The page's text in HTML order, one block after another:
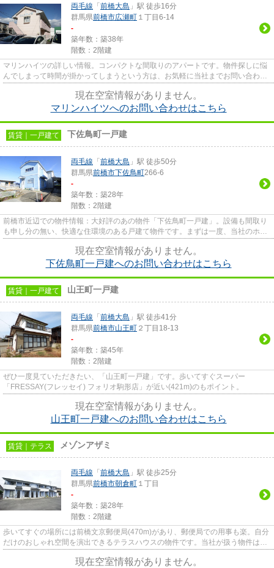
両毛線 「 前橋大島 」駅 徒歩16分
群馬県前橋市広瀬町 １丁目6-14
-
築年数：築38年
階数：2階建
マリンハイツの詳しい情報。コンパクトな間取りのアパートです。物件探しに悩
んでしまって時間が掛かってしまうという方は、お気軽に当社までお問い合わせ
現在空室情報がありません。
マリンハイツへのお問い合わせはこちら
賃貸｜一戸建て 下佐鳥町一戸建
両毛線 「 前橋大島 」駅 徒歩50分
群馬県前橋市下佐鳥町266-6
-
築年数：築28年
階数：2階建
前橋市近辺での物件情報：大好評のあの物件「下佐鳥町一戸建」。設備も間取り
も申し分の無い、快適な住環境のある戸建て物件です。まずは一度、当社のホー
現在空室情報がありません。
下佐鳥町一戸建へのお問い合わせはこちら
賃貸｜一戸建て 山王町一戸建
両毛線 「 前橋大島 」駅 徒歩41分
群馬県前橋市山王町 ２丁目18-13
-
築年数：築45年
階数：2階建
ぜひ一度見ていただきたい、「山王町一戸建」です。歩いてすぐスーパー
「FRESSAY(フレッセイ) フォリオ駒形店」が近い(421m)のもポイント。
現在空室情報がありません。
山王町一戸建へのお問い合わせはこちら
賃貸｜テラス メゾンアザミ
両毛線 「 前橋大島 」駅 徒歩25分
群馬県前橋市朝倉町 １丁目
-
築年数：築28年
階数：2階建
歩いてすぐの場所には前橋文京郵便局(470m)があり、郵便局での用事も楽。自分
だけのおしゃれ空間を演出できるテラスハウスの物件です。当社が扱う物件は、
現在空室情報がありません。